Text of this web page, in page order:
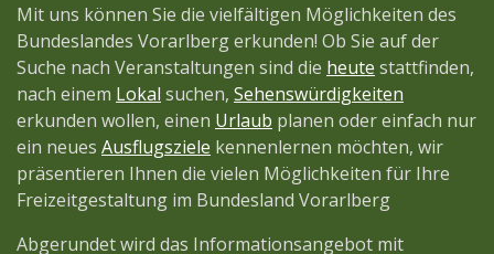
Mit uns können Sie die vielfältigen Möglichkeiten des
Bundeslandes Vorarlberg erkunden! Ob Sie auf der
Suche nach Veranstaltungen sind die heute stattfinden,
nach einem Lokal suchen, Sehenswürdigkeiten
erkunden wollen, einen Urlaub planen oder einfach nur
ein neues Ausflugsziele kennenlernen möchten, wir
präsentieren Ihnen die vielen Möglichkeiten für Ihre
Freizeitgestaltung im Bundesland Vorarlberg
Abgerundet wird das Informationsangebot mit